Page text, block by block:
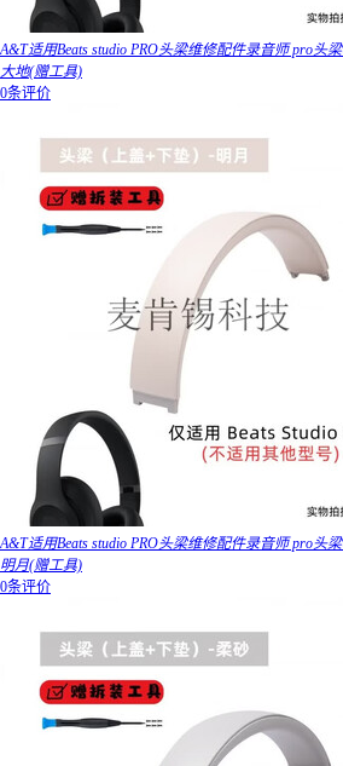
A&T适用Beats studio PRO头梁维修配件录音师 pro头
大地(赠工具)
0条评价
A&T适用Beats studio PRO头梁维修配件录音师 pro头
明月(赠工具)
0条评价